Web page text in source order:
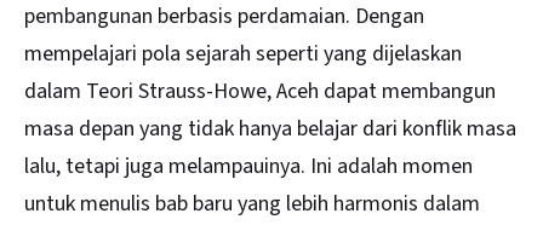
pembangunan berbasis perdamaian. Dengan
mempelajari pola sejarah seperti yang dijelaskan
dalam Teori Strauss-Howe, Aceh dapat membangun
masa depan yang tidak hanya belajar dari konflik masa
lalu, tetapi juga melampauinya. Ini adalah momen
untuk menulis bab baru yang lebih harmonis dalam